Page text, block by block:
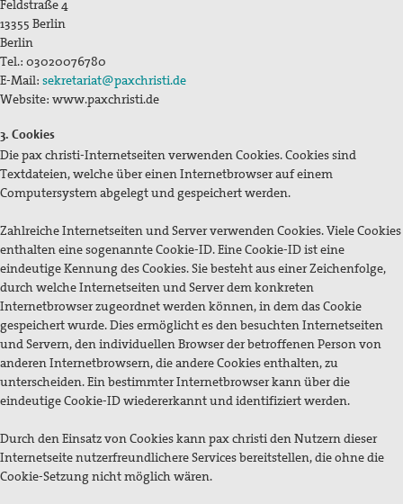
Feldstraße 4
13355 Berlin
Berlin
Tel.: 03020076780
E-Mail: sekretariat@paxchristi.de
Website: www.paxchristi.de
3. Cookies
Die pax christi-Internetseiten verwenden Cookies. Cookies sind
Textdateien, welche über einen Internetbrowser auf einem
Computersystem abgelegt und gespeichert werden.
Zahlreiche Internetseiten und Server verwenden Cookies. Viele Cookies
enthalten eine sogenannte Cookie-ID. Eine Cookie-ID ist eine
eindeutige Kennung des Cookies. Sie besteht aus einer Zeichenfolge,
durch welche Internetseiten und Server dem konkreten
Internetbrowser zugeordnet werden können, in dem das Cookie
gespeichert wurde. Dies ermöglicht es den besuchten Internetseiten
und Servern, den individuellen Browser der betroffenen Person von
anderen Internetbrowsern, die andere Cookies enthalten, zu
unterscheiden. Ein bestimmter Internetbrowser kann über die
eindeutige Cookie-ID wiedererkannt und identifiziert werden.
Durch den Einsatz von Cookies kann pax christi den Nutzern dieser
Internetseite nutzerfreundlichere Services bereitstellen, die ohne die
Cookie-Setzung nicht möglich wären.